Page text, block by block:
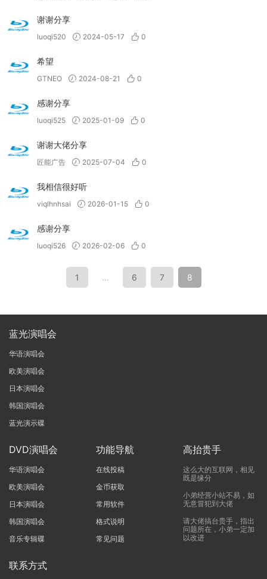
谢谢分享
luoqi520 2024-05-17 0
希望
GTNEO 2024-08-21 0
感谢分享
luoqi525 2025-01-09 0
谢谢大佬分享
匠能广告 2025-07-04 0
我相信很好听
viqlhnhsai 2026-01-15 0
感谢分享
luoqi526 2026-02-06 0
1 … 6 7 8
蓝光演唱会
华语演唱会
欧美演唱会
日本演唱会
韩国演唱会
蓝光演示碟
DVD演唱会
华语演唱会
欧美演唱会
日本演唱会
韩国演唱会
音乐专辑碟
功能导航
在线投稿
金币获取
常用软件
格式说明
常见问题
高抬贵手
这么大的互联网，相见
既是缘分
小弟经营小站不易，如
无意冒犯到大佬
请大佬搞台贵手，指出
问题所在，小弟一定加
以改进
联系方式